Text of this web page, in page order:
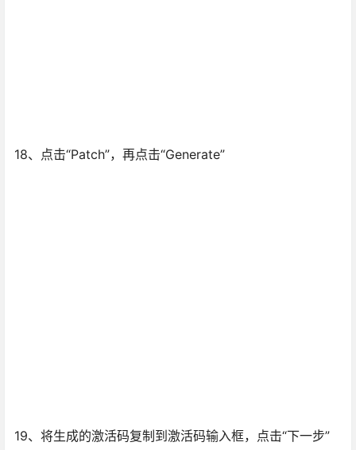
18、点击“Patch”，再点击“Generate”
19、将生成的激活码复制到激活码输入框，点击“下一步”